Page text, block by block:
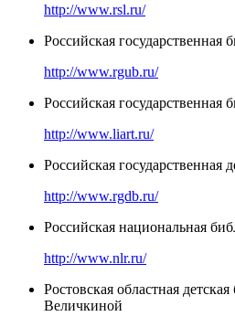
http://www.rsl.ru/
Российская государственная
http://www.rgub.ru/
Российская государственная
http://www.liart.ru/
Российская государственная
http://www.rgdb.ru/
Российская национальная
http://www.nlr.ru/
Ростовская областная
Величкиной